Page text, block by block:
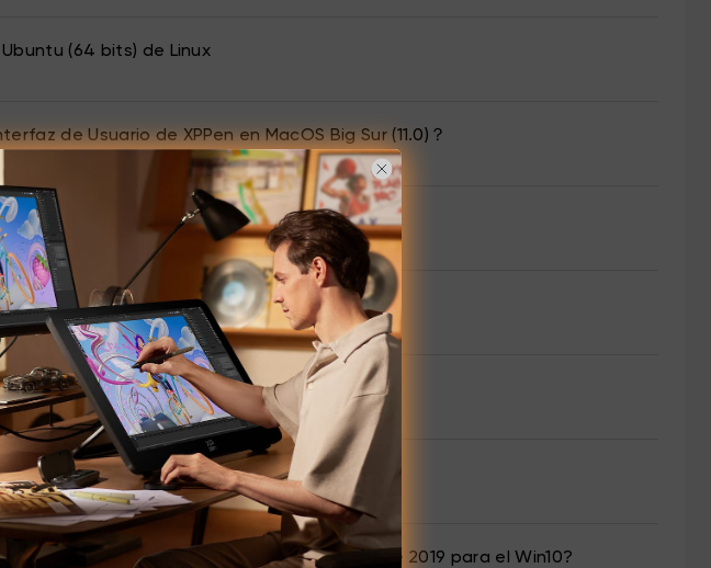
(64 bits) de Linux
de Usuario de XPPen en MacOS Big Sur (11.0)？
(10.15)?
Mac OS Mojave (10.14)
Edge
de Transformación Matemática en Office 2019 para el Win10?